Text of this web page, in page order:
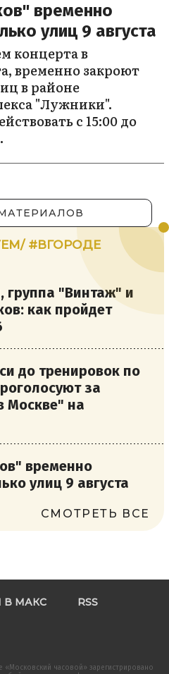
временно
улиц 9 августа
концерта в
временно закроют
в районе
"Лужники".
с 15:00 до
#ВГОРОДЕ
"Винтаж" и
как пройдет
до тренировок по
за
Москве" на
временно
улиц 9 августа
СМОТРЕТЬ ВСЕ
В МАКС RSS
«Московский часовой» зарегистрировано